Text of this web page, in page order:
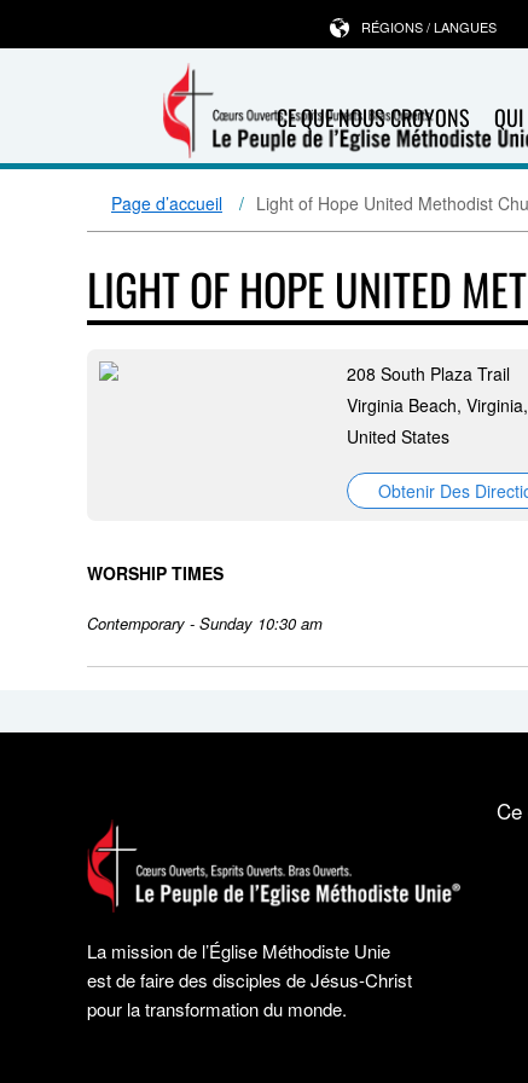
CE QUE NOUS CROYONS
RÉGIONS / LANGUES
Page d’accueil Light of Hope United Methodist
LIGHT OF HOPE UNITED
208 South Plaza Trail
Virginia Beach,
United States
Obtenir Des
WORSHIP TIMES
Contemporary - Sunday 10:30 am
La mission de l’Église Méthodiste Unie
est de faire des disciples de Jésus-Christ
pour la transformation du monde.
Ce